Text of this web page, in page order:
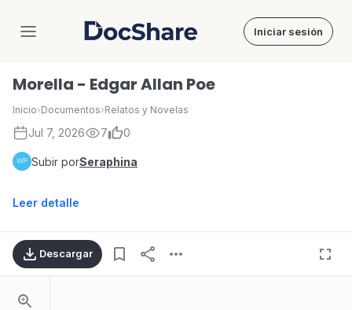
DocShare Iniciar sesión
Morella - Edgar Allan Poe
Inicio›Documentos›Relatos y Novelas
Jul 7, 2026 7 0
Subir porSeraphina
Leer detalle
Descargar